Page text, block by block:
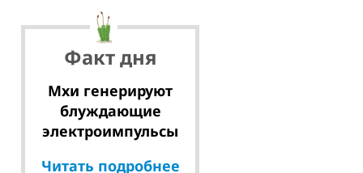
Факт дня
Мхи генерируют
блуждающие
электроимпульсы
Читать подробнее